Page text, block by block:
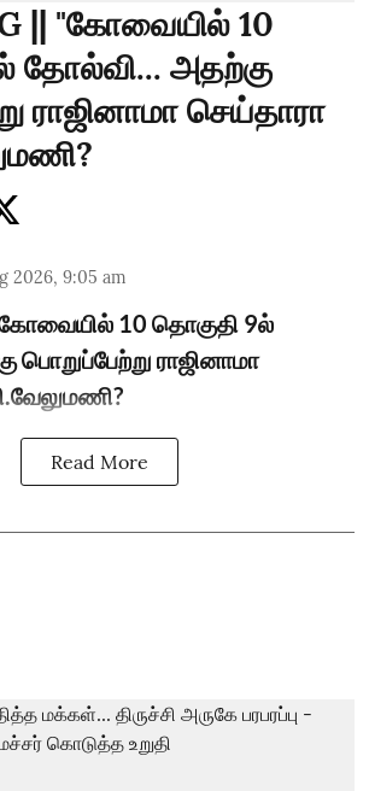
|| "கோவையில் 10
தோல்வி... அதற்கு
ராஜினாமா செய்தாரா
2026, 9:05 am
10 தொகுதி 9ல்
பொறுப்பேற்று ராஜினாமா
Read More